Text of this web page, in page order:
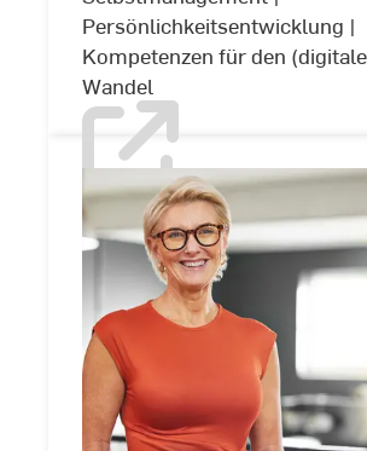
Persönlichkeitsentwicklung |
Kompetenzen für den
Wandel